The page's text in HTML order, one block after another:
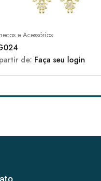
e Acessórios
de: Faça seu login